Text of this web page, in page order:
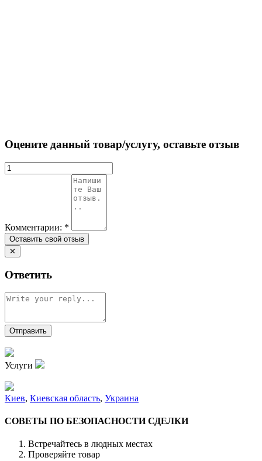
Оцените данный товар/услугу, оставьте отзыв
Комментарии: *
✕
Ответить
Услуги
Киев, Киевская область, Украина
СОВЕТЫ ПО БЕЗОПАСНОСТИ СДЕЛКИ
Встречайтесь в людных местах
Проверяйте товар